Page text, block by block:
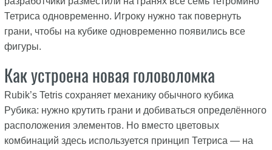
Тетриса одновременно. Игроку нужно так повернуть
грани, чтобы на кубике одновременно появились все
фигуры.
Как устроена новая головоломка
Rubik’s Tetris сохраняет механику обычного кубика
Рубика: нужно крутить грани и добиваться определённого
расположения элементов. Но вместо цветовых
комбинаций здесь используется принцип Тетриса — на